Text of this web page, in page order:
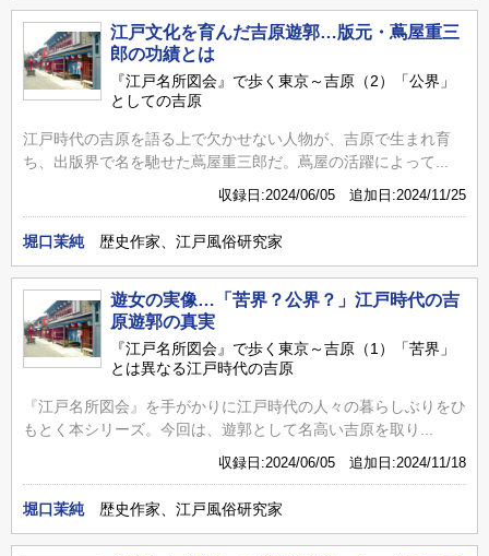
江戸文化を育んだ吉原遊郭…版元・蔦屋重三
郎の功績とは
『江戸名所図会』で歩く東京～吉原（2）「公界」
としての吉原
江戸時代の吉原を語る上で欠かせない人物が、吉原で生まれ育
ち、出版界で名を馳せた蔦屋重三郎だ。蔦屋の活躍によって...
収録日:2024/06/05 追加日:2024/11/25
堀口茉純 歴史作家、江戸風俗研究家
遊女の実像…「苦界？公界？」江戸時代の吉
原遊郭の真実
『江戸名所図会』で歩く東京～吉原（1）「苦界」
とは異なる江戸時代の吉原
『江戸名所図会』を手がかりに江戸時代の人々の暮らしぶりをひ
もとく本シリーズ。今回は、遊郭として名高い吉原を取り...
収録日:2024/06/05 追加日:2024/11/18
堀口茉純 歴史作家、江戸風俗研究家